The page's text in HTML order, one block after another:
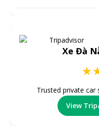
Xe Đà
Trusted private car
View